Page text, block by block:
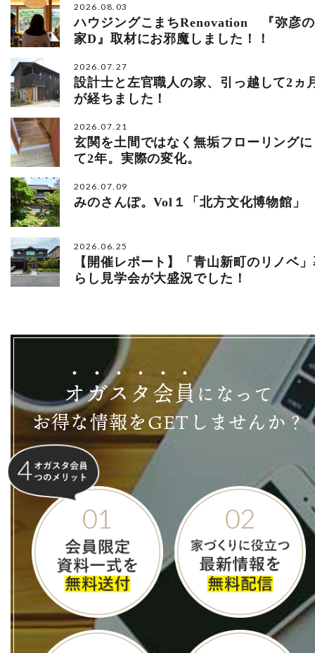
2026.08.03
ハウジングこまちRenovation 『弥彦の
家D』取材にお邪魔しました！！
2026.07.27
設計士と左官職人の家、引っ越して2ヵ
が経ちました！
2026.07.21
玄関を土間ではなく無垢フローリング
て2年。実際の変化。
2026.07.09
みのさんぽ。Vol１「北方文化博物館」
2026.06.25
【開催レポート】「青山新町のリノベ
らし見学会が大盛況でした！
オガス タ会員になって
お得な情報をGETしませんか？